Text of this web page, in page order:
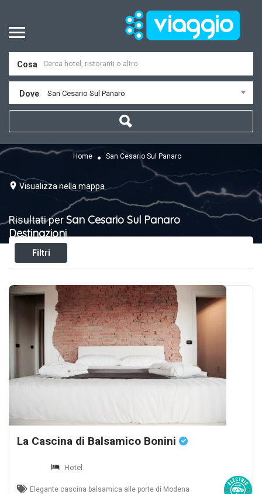
Cosa
Dove San Cesario Sul Panaro
Home San Cesario Sul Panaro
Visualizza nella mappa
Risultati perSan Cesario Sul Panaro
Destinazioni
Filtri
La Cascina di Balsamico Bonini
Hotel
Elegante cascina balsamica alle porte di Modena